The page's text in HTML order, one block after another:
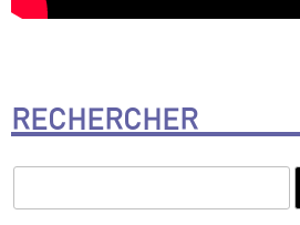
RECHERCHER